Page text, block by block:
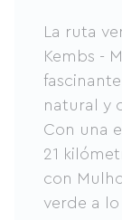
La ruta
Kembs -
natural y
Con una
21
con
verde a lo